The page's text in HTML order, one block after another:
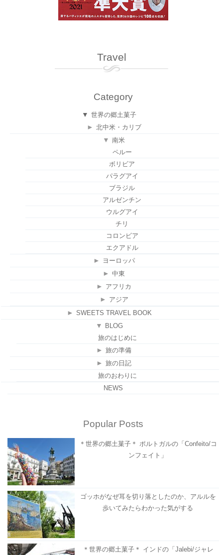
Travel
Category
▼ 世界の郷土菓子
► 北中米・カリブ
▼ 南米
ペルー
ボリビア
パラグアイ
ブラジル
アルゼンチン
ウルグアイ
チリ
コロンビア
エクアドル
► ヨーロッパ
► 中東
► アフリカ
► アジア
► SWEETS TRAVEL BOOK
▼
BLOG
旅のはじめに
► 旅の準備
► 旅の日記
旅のおわりに
NEWS
Popular Posts
＊世界の郷土菓子＊ ポルトガルの「Confeito/コ
ンフェイト」
ゴッホがなぜ耳を切り落としたのか、アルルを
歩いてみたらわかった気がする
＊世界の郷土菓子＊ インドの「Jalebi/ジャレ